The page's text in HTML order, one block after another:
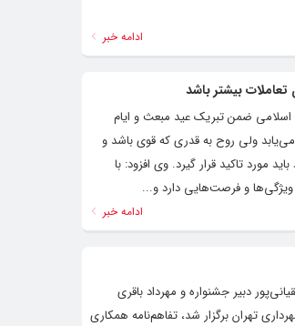
ادامه خبر
بیشتر باشد
اسلامی ضمن تبریک عید مبعث و ایام
ولی روح به قدری که قوی باشد و
مورد تاکید قرار گیرد. وی افزود: با
و فرصت‌هایی دارد و...
ادامه خبر
دبیر جشنواره و مهرداد باقری
تهران برگزار شد، تفاهم‌نامه همکاری